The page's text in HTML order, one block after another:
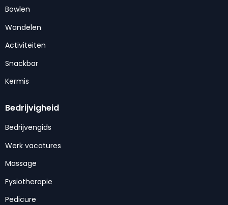
Bowlen
Wandelen
Activiteiten
Snackbar
Kermis
Bedrijvigheid
Bedrijvengids
Werk vacatures
Massage
Fysiotherapie
Pedicure